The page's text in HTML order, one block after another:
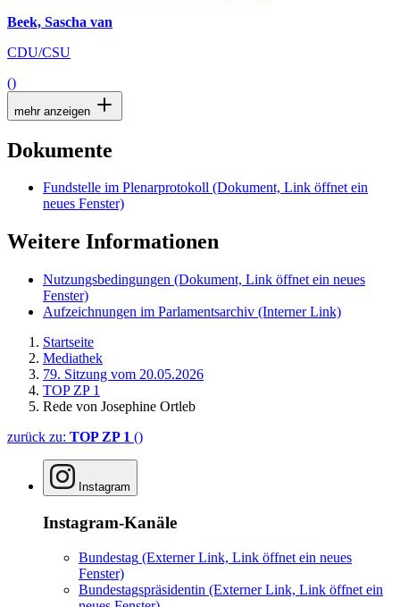
Beek, Sascha van
CDU/CSU
()
mehr anzeigen
Dokumente
Fundstelle im Plenarprotokoll (Dokument, Link öffnet ein
neues Fenster)
Weitere Informationen
Nutzungsbedingungen (Dokument, Link öffnet ein neues
Fenster)
Aufzeichnungen im Parlamentsarchiv (Interner Link)
Startseite
Mediathek
79. Sitzung vom 20.05.2026
TOP ZP 1
Rede von Josephine Ortleb
zurück zu: TOP ZP 1 ()
Instagram
Instagram-Kanäle
Bundestag (Externer Link, Link öffnet ein neues
Fenster)
Bundestagspräsidentin (Externer Link, Link öffnet ein